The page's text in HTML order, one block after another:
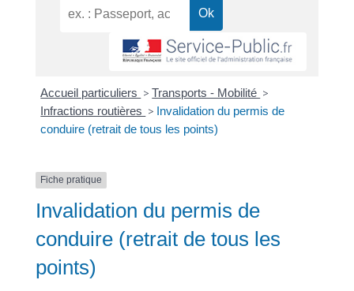
Accueil particuliers > Transports - Mobilité >
Infractions routières > Invalidation du permis de
conduire (retrait de tous les points)
Fiche pratique
Invalidation du permis de
conduire (retrait de tous les
points)